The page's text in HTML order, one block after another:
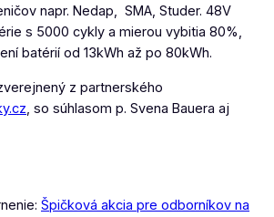
napr. Nedap, SMA, Studer. 48V
s 5000 cykly a mierou vybitia 80%,
batérií od 13kWh až po 80kWh.
z partnerského
, so súhlasom p. Svena Bauera aj
Špičková akcia pre odborníkov na